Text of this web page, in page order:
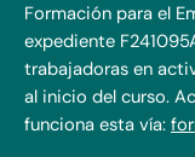
Formación para el
expediente
trabajadoras en
al inicio del curso.
funciona esta vía: